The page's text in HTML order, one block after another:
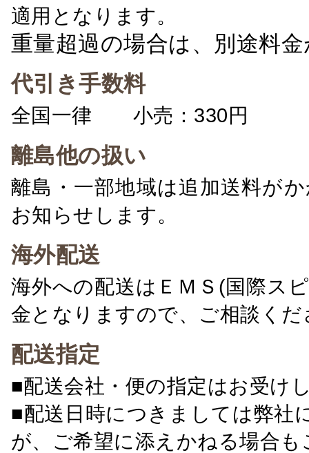
適用となります。
重量超過の場合は、別途料
代引き手数料
全国一律 小売：330円 卸
離島他の扱い
離島・一部地域は追加送料が
お知らせします。
海外配送
海外への配送はＥＭＳ(国際ス
金となりますので、ご相談くだ
配送指定
■配送会社・便の指定はお受け
■配送日時につきましては弊社
が、ご希望に添えかねる場合